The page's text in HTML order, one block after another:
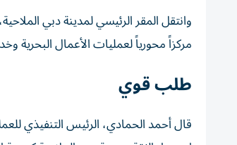
مركزاً محورياً لعمليات الأعمال البحرية
طلب قوي
قال أحمد الحمادي، الرئيس التنفيذي